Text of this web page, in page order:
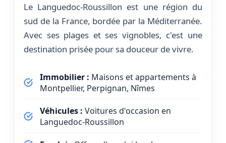
Le Languedoc-Roussillon est une région du
sud de la France, bordée par la Méditerranée.
Avec ses plages et ses vignobles, c'est une
destination prisée pour sa douceur de vivre.
Immobilier : Maisons et appartements à
Montpellier, Perpignan, Nîmes
Véhicules : Voitures d'occasion en
Languedoc-Roussillon